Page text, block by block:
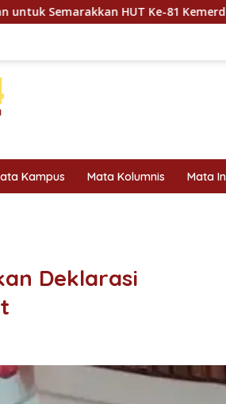
81 Kemerdekaan RI di Dharmasraya
Kampus Mata Kolumnis Mata
Deklarasi